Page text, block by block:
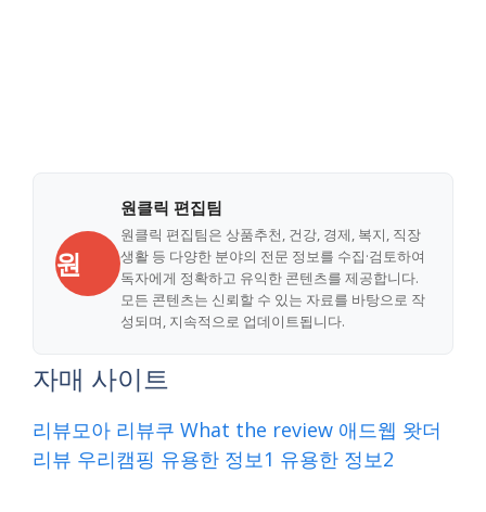
원
원클릭 편집팀
원클릭 편집팀은 상품추천, 건강, 경제, 복지, 직장
생활 등 다양한 분야의 전문 정보를 수집·검토하여
독자에게 정확하고 유익한 콘텐츠를 제공합니다.
모든 콘텐츠는 신뢰할 수 있는 자료를 바탕으로 작
성되며, 지속적으로 업데이트됩니다.
자매 사이트
리뷰모아 리뷰쿠 What the review 애드웹 왓더
리뷰 우리캠핑 유용한 정보1 유용한 정보2